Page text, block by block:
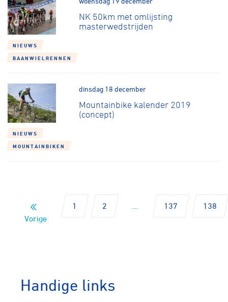
NIEUWS
BAANWIELRENNEN
NK 50km met omlijsting
masterwedstrijden
NIEUWS
MOUNTAINBIKEN
dinsdag 18 december
Mountainbike kalender 2019
(concept)
Vorige
1 2 137 138
Handige links